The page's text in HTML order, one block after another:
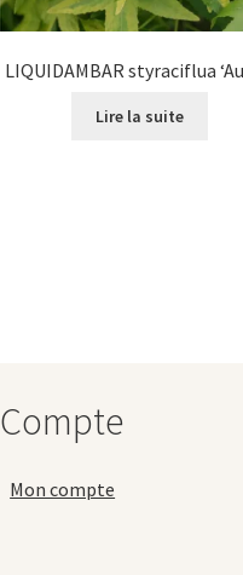
LIQUIDAMBAR styraciflua
Lire la suite
Compte
Mon compte